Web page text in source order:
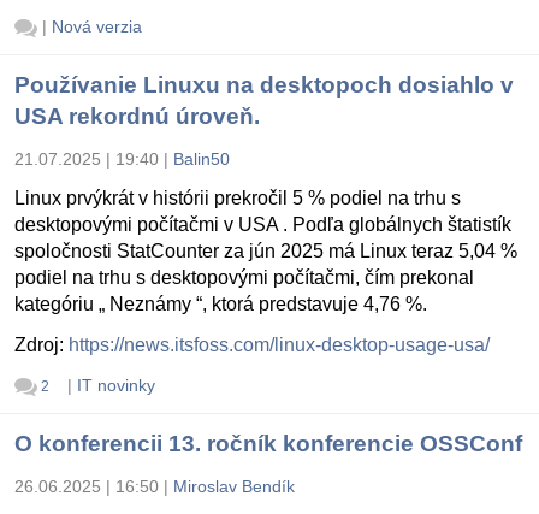
| Nová verzia
Používanie Linuxu na desktopoch dosiahlo v
USA rekordnú úroveň.
21.07.2025 | 19:40 | Balin50
Linux prvýkrát v histórii prekročil 5 % podiel na trhu s
desktopovými počítačmi v USA . Podľa globálnych štatistík
spoločnosti StatCounter za jún 2025 má Linux teraz 5,04 %
podiel na trhu s desktopovými počítačmi, čím prekonal
kategóriu „ Neznámy “, ktorá predstavuje 4,76 %.
Zdroj: https://news.itsfoss.com/linux-desktop-usage-usa/
2 | IT novinky
O konferencii 13. ročník konferencie OSSConf
26.06.2025 | 16:50 | Miroslav Bendík